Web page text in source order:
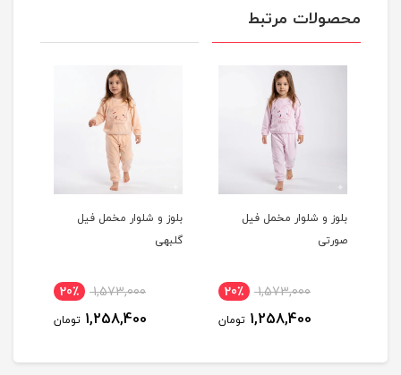
محصولات مرتبط
بلوز و شلوار مخمل فیل
صورتی
1,573,000 20٪
1,258,400 تومان
بلوز و شلوار مخمل فیل
گلبهی
1,573,000 20٪
1,258,400 تومان